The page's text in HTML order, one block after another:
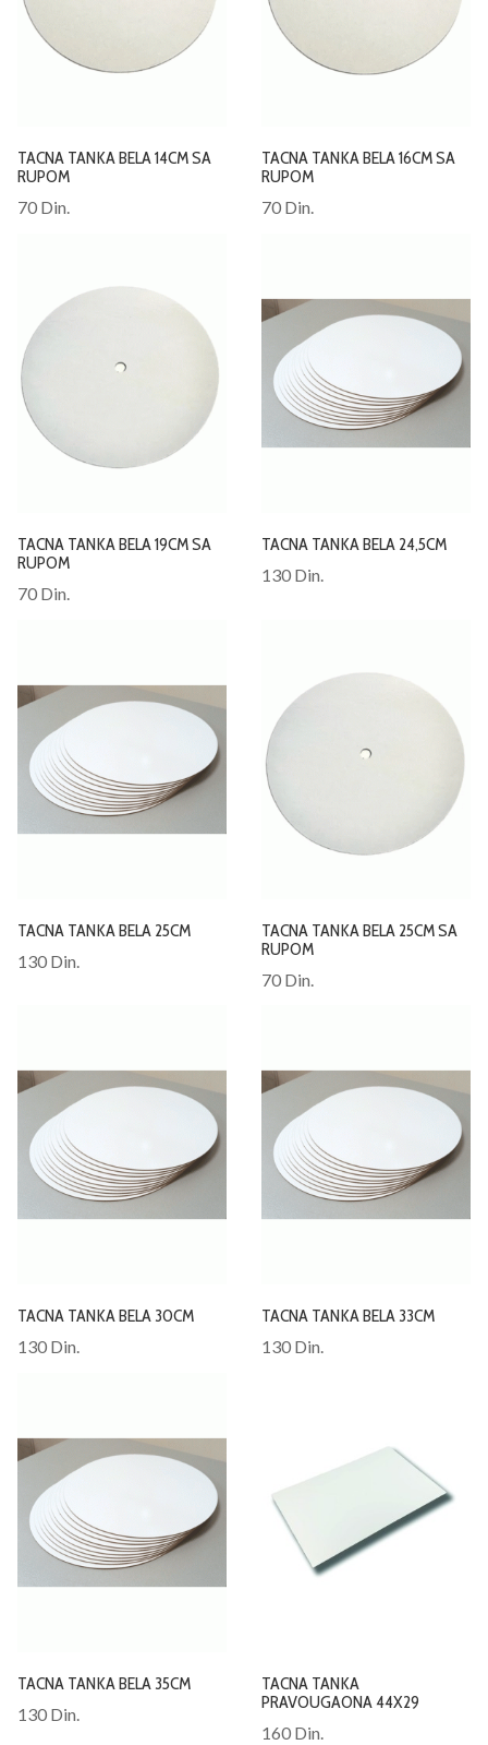
TACNA TANKA BELA 14CM SA
RUPOM
70 Din.
TACNA TANKA BELA 16CM SA
RUPOM
70 Din.
TACNA TANKA BELA 19CM SA
RUPOM
70 Din.
TACNA TANKA BELA 24,5CM
130 Din.
TACNA TANKA BELA 25CM
130 Din.
TACNA TANKA BELA 25CM SA
RUPOM
70 Din.
TACNA TANKA BELA 30CM
130 Din.
TACNA TANKA BELA 33CM
130 Din.
TACNA TANKA BELA 35CM
130 Din.
TACNA TANKA
PRAVOUGAONA 44X29
160 Din.